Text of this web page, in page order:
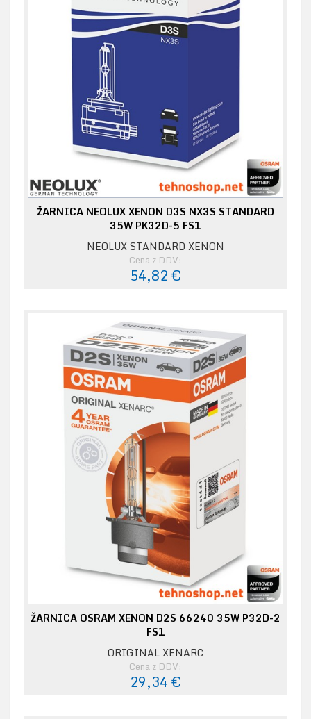
ŽARNICA NEOLUX XENON D3S NX3S STANDARD
35W PK32D-5 FS1
NEOLUX STANDARD XENON
Cena z DDV:
54,82 €
ŽARNICA OSRAM XENON D2S 66240 35W P32D-2
FS1
ORIGINAL XENARC
Cena z DDV:
29,34 €